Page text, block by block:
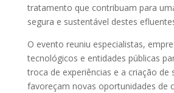
tratamento que contribuam para
segura e sustentável destes
O evento reuniu especialistas,
tecnológicos e entidades públicas
troca de experiências e a criação de
favoreçam novas oportunidades de